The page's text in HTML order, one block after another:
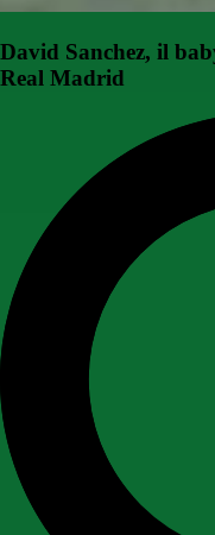
David Sanchez, il
Real Madrid